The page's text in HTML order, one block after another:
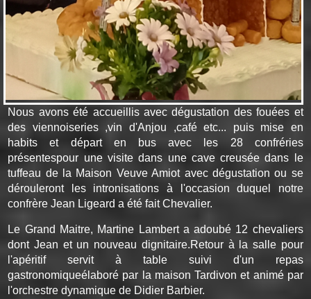
Nous avons été accueillis avec dégustation des fouées et
des viennoiseries ,vin d'Anjou ,café etc... puis mise en
habits et départ en bus avec les 28 confréries
présentespour une visite dans une cave creusée dans le
tuffeau de la Maison Veuve Amiot avec dégustation ou se
dérouleront les intronisations à l'occasion duquel notre
confrère Jean Ligeard a été fait Chevalier.
Le Grand Maitre, Martine Lambert a adoubé 12 chevaliers
dont Jean et un nouveau dignitaire.Retour à la salle pour
l'apéritif servit à table suivi d'un repas
gastronomiqueélaboré par la maison Tardivon et animé par
l'orchestre dynamique de Didier Barbier.